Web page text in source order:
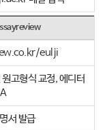
eulji
고형식 교정, 에디터
서 발급